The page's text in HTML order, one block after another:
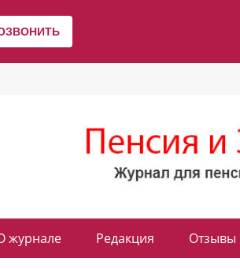
журнале Редакция Отзывы